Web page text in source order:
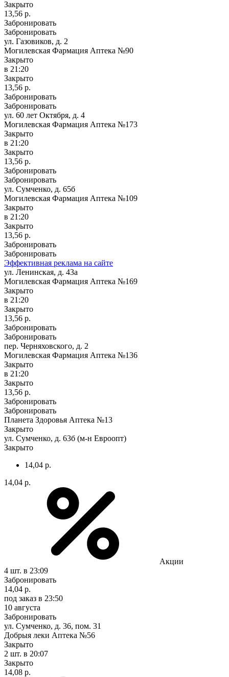
Закрыто
13,56 р.
Забронировать
Забронировать
ул. Газовиков, д. 2
Могилевская Фармация Аптека №90
Закрыто
в 21:20
Закрыто
13,56 р.
Забронировать
Забронировать
ул. 60 лет Октября, д. 4
Могилевская Фармация Аптека №173
Закрыто
в 21:20
Закрыто
13,56 р.
Забронировать
Забронировать
ул. Сумченко, д. 65б
Могилевская Фармация Аптека №109
Закрыто
в 21:20
Закрыто
13,56 р.
Забронировать
Забронировать
Эффективная реклама на сайте
ул. Ленинская, д. 43а
Могилевская Фармация Аптека №169
Закрыто
в 21:20
Закрыто
13,56 р.
Забронировать
Забронировать
пер. Черняховского, д. 2
Могилевская Фармация Аптека №136
Закрыто
в 21:20
Закрыто
13,56 р.
Забронировать
Забронировать
Планета Здоровья Аптека №13
Закрыто
ул. Сумченко, д. 63б (м-н Евроопт)
Закрыто
14,04 р.
14,04 р.
Акции
4 шт. в 23:09
Забронировать
14,04 р.
под заказ в 23:50
10 августа
Забронировать
ул. Сумченко, д. 36, пом. 31
Добрыя леки Аптека №56
Закрыто
2 шт. в 20:07
Закрыто
14,08 р.